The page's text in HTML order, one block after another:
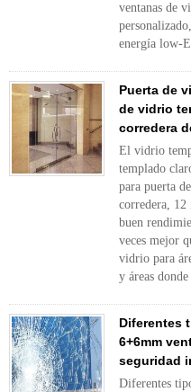
ventanas de
energía low-
Puerta de
de vidrio
corredera
El vidrio
templado
para puerta
corredera,
buen
veces mejor
vidrio para
y áreas
Diferentes
6+6mm
seguridad
Diferentes